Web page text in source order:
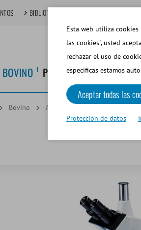
BIBLIOTECA MULTIMEDIA
BOVINO PORCINO EQUINO
Bovino Análisis de Semen y Software
Esta web utiliza
las cookies", usted
rechazar el uso de
específicas estamos
Aceptar todas las
Protección de datos